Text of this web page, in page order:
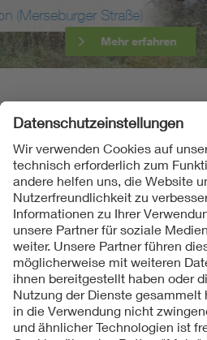
Elektrizitätswerk Weißenfels
Folgen Sie uns
Kontakte